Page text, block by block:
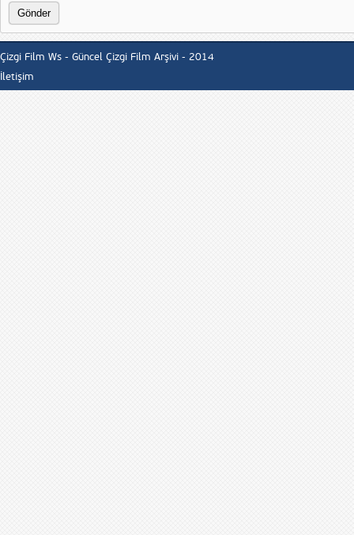
Çizgi Film Ws - Güncel Çizgi Film Arşivi - 2014
İletişim